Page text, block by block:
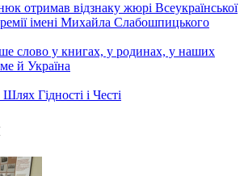
отримав відзнаку жюрі Всеукраїнської
імені Михайла Слабошпицького
слово у книгах, у родинах, у наших
й Україна
Гідності і Честі